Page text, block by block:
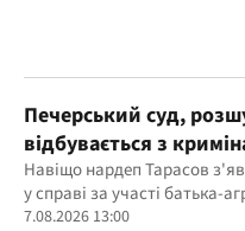
Печерський суд,
відбувається з
за участі агробарона
Навіщо нардеп Тарасов
у справі за участі батька-
7.08.2026 13:00